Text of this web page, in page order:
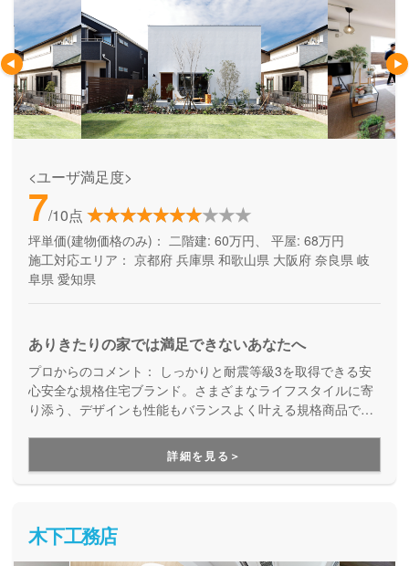
<ユーザ満足度>
7/10点
坪単価(建物価格のみ)： 二階建: 60万円、 平屋: 68万円
施工対応エリア： 京都府 兵庫県 和歌山県 大阪府 奈良県 岐
阜県 愛知県
ありきたりの家では満足できないあなたへ
プロからのコメント：
しっかりと耐震等級3を取得できる安
心安全な規格住宅ブランド。さまざまなライフスタイルに寄
り添う、デザインも性能もバランスよく叶える規格商品で
詳細を見る＞
木下工務店